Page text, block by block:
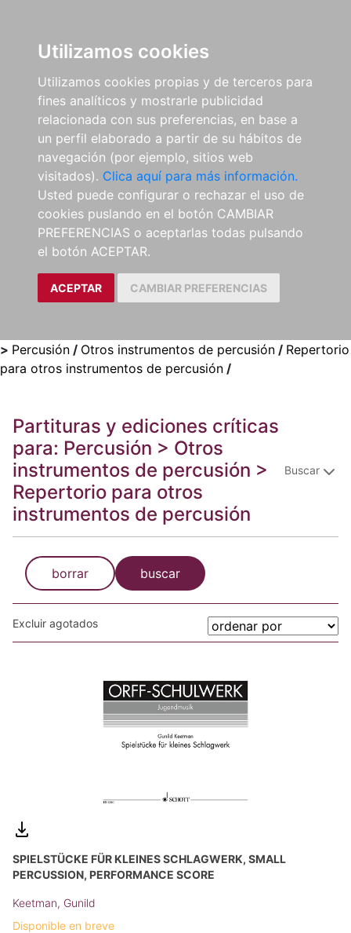
Utilizamos cookies
Utilizamos cookies propias y de terceros para
fines analíticos y mostrarle publicidad
relacionada con sus preferencias, en base a
un perfil elaborado a partir de su hábitos de
navegación (por ejemplo, sitios web
visitados). Clica aquí para más información.
Usted puede configurar o rechazar el uso de
cookies puslando en el botón CAMBIAR
PREFERENCIAS o aceptarlas todas pulsando
el botón ACEPTAR.
ACEPTAR CAMBIAR PREFERENCIAS
> Percusión / Otros instrumentos de percusión / Repertorio
para otros instrumentos de percusión /
Partituras y ediciones críticas
para: Percusión > Otros
instrumentos de percusión >
Repertorio para otros
instrumentos de percusión
Buscar
borrar buscar
Excluir agotados
SPIELSTÜCKE FÜR KLEINES SCHLAGWERK, SMALL
PERCUSSION, PERFORMANCE SCORE
Keetman, Gunild
Disponible en breve